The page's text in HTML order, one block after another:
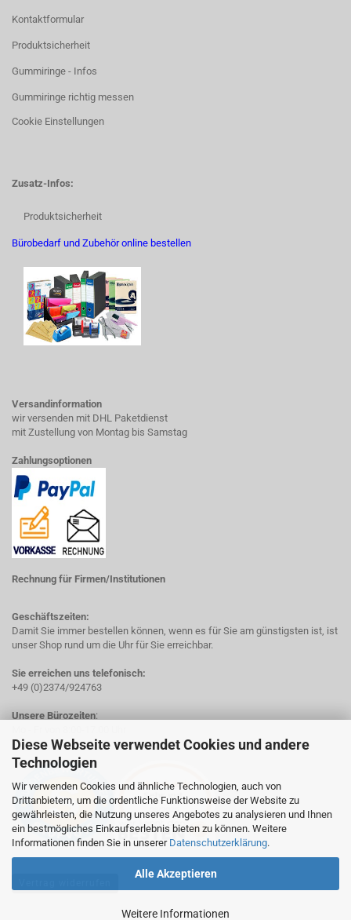
Diese Webseite verwendet Cookies und andere
Technologien
Wir verwenden Cookies und ähnliche Technologien, auch von
Drittanbietern, um die ordentliche Funktionsweise der Website zu
gewährleisten, die Nutzung unseres Angebotes zu analysieren und Ihnen
ein bestmögliches Einkaufserlebnis bieten zu können. Weitere
Informationen finden Sie in unserer Datenschutzerklärung.
Alle Akzeptieren
Weitere Informationen
Kontaktformular
Produktsicherheit
Gummiringe - Infos
Gummiringe richtig messen
Cookie Einstellungen
Zusatz-Infos:
Produktsicherheit
Bürobedarf und Zubehör online bestellen
Versandinformation
wir versenden mit DHL Paketdienst
mit Zustellung von Montag bis Samstag
Zahlungsoptionen
Rechnung für Firmen/Institutionen
Geschäftszeiten:
Damit Sie immer bestellen können, wenn es für Sie am günstigsten ist, ist
unser Shop rund um die Uhr für Sie erreichbar.
Sie erreichen uns telefonisch:
+49 (0)2374/924763
Unsere Bürozeiten: